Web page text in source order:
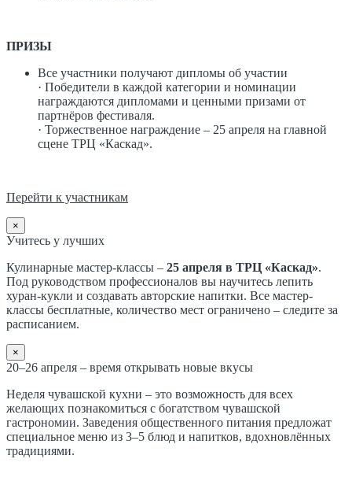
ПРИЗЫ
Все участники получают дипломы об участии
· Победители в каждой категории и номинации
награждаются дипломами и ценными призами от
партнёров фестиваля.
· Торжественное награждение – 25 апреля на главной
сцене ТРЦ «Каскад».
Перейти к участникам
×
Учитесь у лучших
Кулинарные мастер-классы – 25 апреля в ТРЦ «Каскад».
Под руководством профессионалов вы научитесь лепить
хуран-кукли и создавать авторские напитки. Все мастер-
классы бесплатные, количество мест ограничено – следите за
расписанием.
×
20–26 апреля – время открывать новые вкусы
Неделя чувашской кухни – это возможность для всех
желающих познакомиться с богатством чувашской
гастрономии. Заведения общественного питания предложат
специальное меню из 3–5 блюд и напитков, вдохновлённых
традициями.